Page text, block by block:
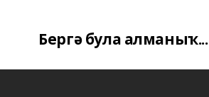
Бергә була алманыҡ...